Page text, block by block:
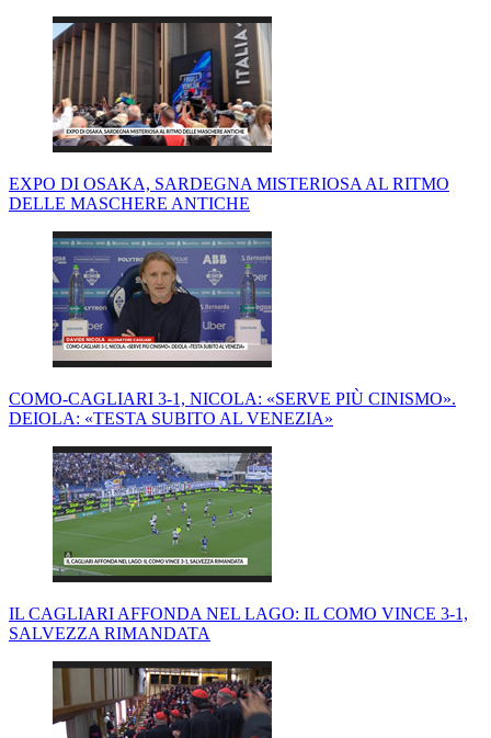
EXPO DI OSAKA, SARDEGNA MISTERIOSA AL RITMO
DELLE MASCHERE ANTICHE
COMO-CAGLIARI 3-1, NICOLA: «SERVE PIÙ CINISMO».
DEIOLA: «TESTA SUBITO AL VENEZIA»
IL CAGLIARI AFFONDA NEL LAGO: IL COMO VINCE 3-1,
SALVEZZA RIMANDATA